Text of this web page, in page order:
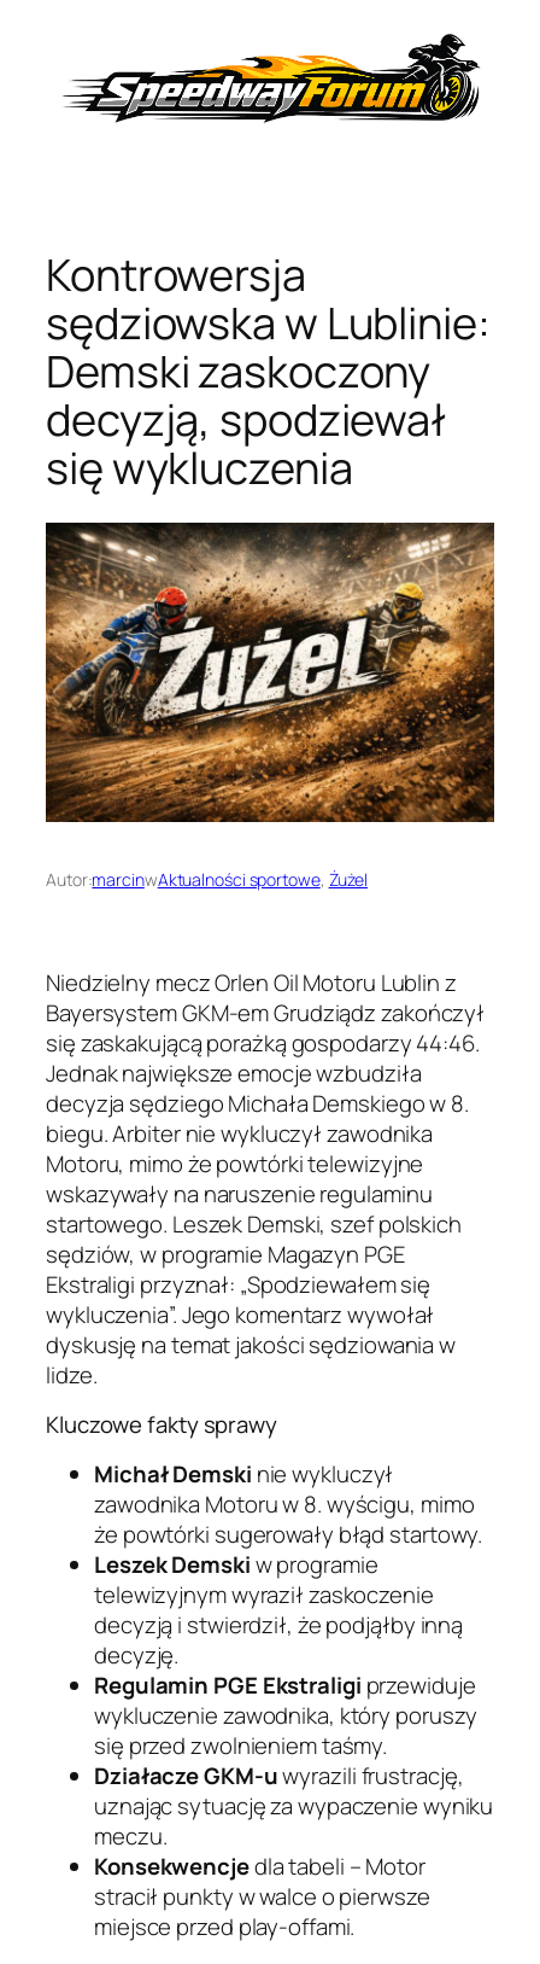
Kontrowersja
sędziowska w Lublinie:
Demski zaskoczony
decyzją, spodziewał
się wykluczenia
Autor:marcinwAktualności sportowe, Żużel
Niedzielny mecz Orlen Oil Motoru Lublin z
Bayersystem GKM-em Grudziądz zakończył
się zaskakującą porażką gospodarzy 44:46.
Jednak największe emocje wzbudziła
decyzja sędziego Michała Demskiego w 8.
biegu. Arbiter nie wykluczył zawodnika
Motoru, mimo że powtórki telewizyjne
wskazywały na naruszenie regulaminu
startowego. Leszek Demski, szef polskich
sędziów, w programie Magazyn PGE
Ekstraligi przyznał: „Spodziewałem się
wykluczenia”. Jego komentarz wywołał
dyskusję na temat jakości sędziowania w
lidze.
Kluczowe fakty sprawy
Michał Demski nie wykluczył
zawodnika Motoru w 8. wyścigu, mimo
że powtórki sugerowały błąd startowy.
Leszek Demskiw programie
telewizyjnym wyraził zaskoczenie
decyzją i stwierdził, że podjąłby inną
decyzję.
Regulamin PGE Ekstraligi przewiduje
wykluczenie zawodnika, który poruszy
się przed zwolnieniem taśmy.
Działacze GKM-uwyrazili frustrację,
uznając sytuację za wypaczenie wyniku
meczu.
Konsekwencjedla tabeli – Motor
stracił punkty w walce o pierwsze
miejsce przed play-offami.